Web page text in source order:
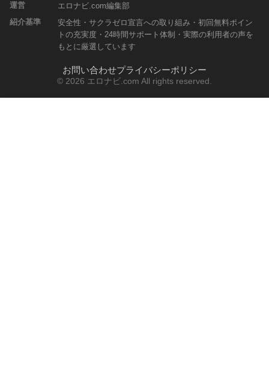
運営
エロナビ.com編集部
紹介基準
安全性・サクラゼロ宣言への取り組み・初回無料ポイン
トの充実度・24時間サポート体制・実際の利用者の声を
もとに厳選しています
お問い合わせプライバシーポリシー
© 2026 エロナビ.com All rights reserved.